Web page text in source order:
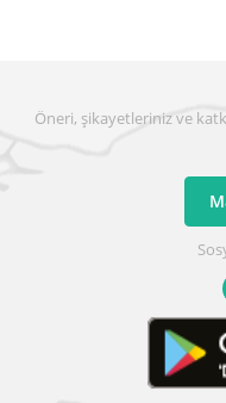
Öneri, şikayetleriniz ve